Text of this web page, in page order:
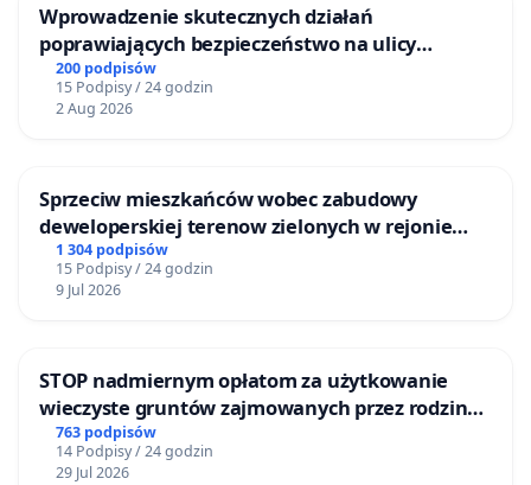
Wprowadzenie skutecznych działań
poprawiających bezpieczeństwo na ulicy
Żeromskiego w Otwocku
200 podpisów
15 Podpisy / 24 godzin
2 Aug 2026
Sprzeciw mieszkańców wobec zabudowy
deweloperskiej terenow zielonych w rejonie
Bulwarów Straceńskich w Bielsku-Białej
1 304 podpisów
15 Podpisy / 24 godzin
9 Jul 2026
STOP nadmiernym opłatom za użytkowanie
wieczyste gruntów zajmowanych przez rodzinne
ogrody działkowe.
763 podpisów
14 Podpisy / 24 godzin
29 Jul 2026